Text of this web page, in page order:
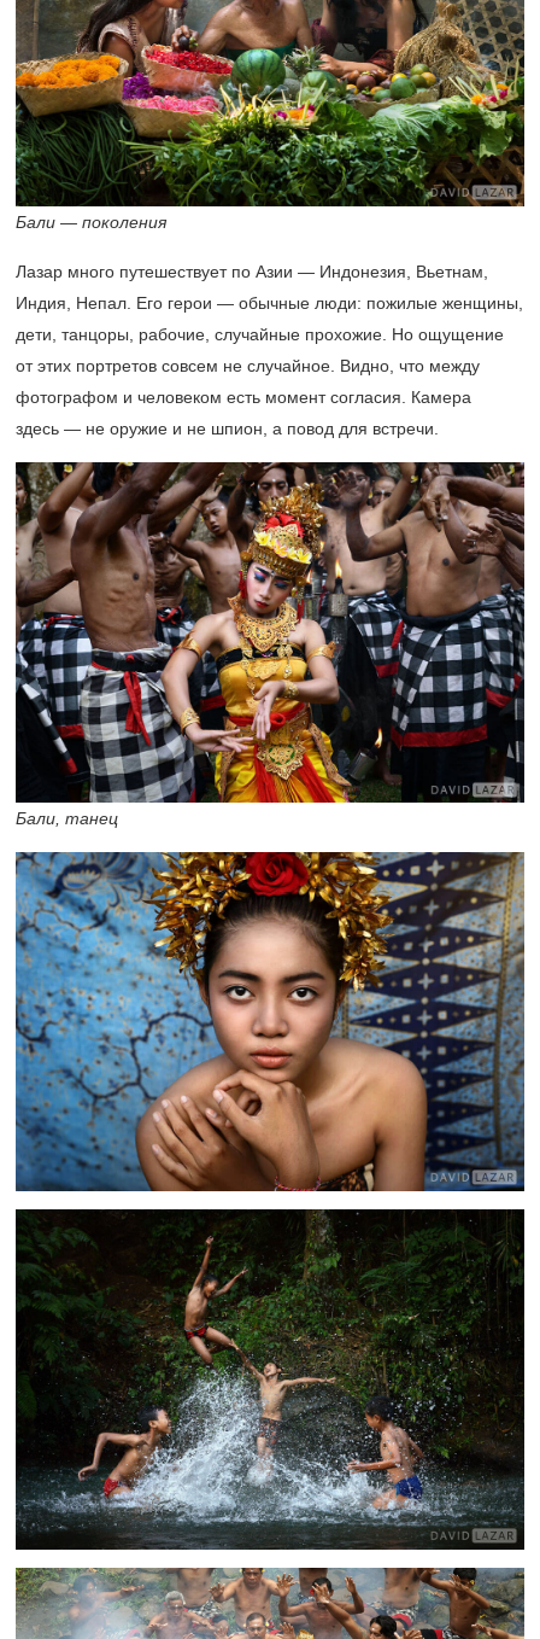
Бали — поколения
Лазар много путешествует по Азии — Индонезия, Вьетнам,
Индия, Непал. Его герои — обычные люди: пожилые женщины,
дети, танцоры, рабочие, случайные прохожие. Но ощущение
от этих портретов совсем не случайное. Видно, что между
фотографом и человеком есть момент согласия. Камера
здесь — не оружие и не шпион, а повод для встречи.
Бали, танец